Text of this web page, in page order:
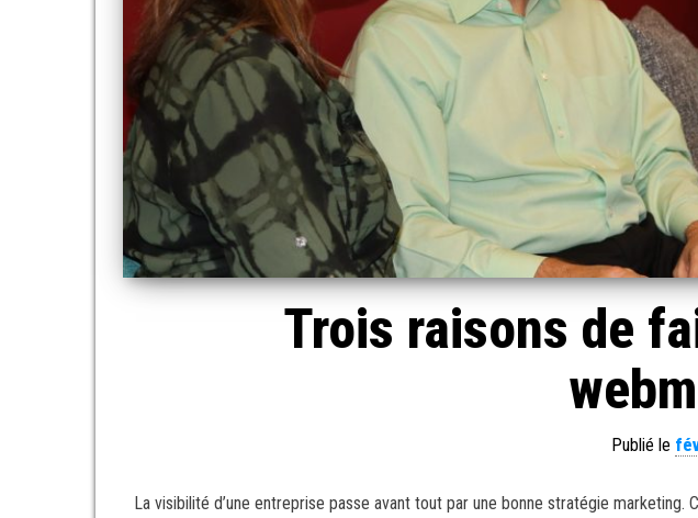
Trois raisons de
Publié le
La visibilité d’une entreprise passe avant tout par une bonne stratégie